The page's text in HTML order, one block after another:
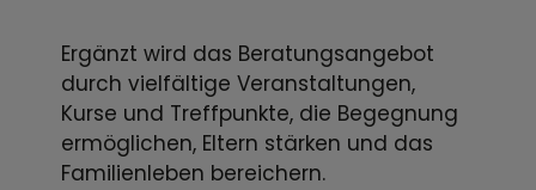
Ergänzt wird das Beratungsangebot
durch vielfältige Veranstaltungen,
Kurse und Treffpunkte, die Begegnung
ermöglichen, Eltern stärken und das
Familienleben bereichern.